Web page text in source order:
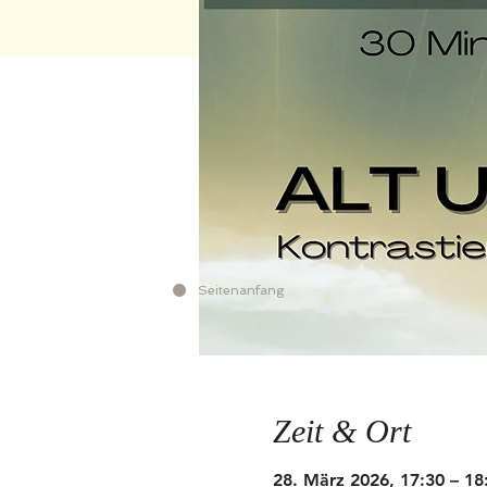
Seitenanfang
Zeit & Ort
28. März 2026, 17:30 –